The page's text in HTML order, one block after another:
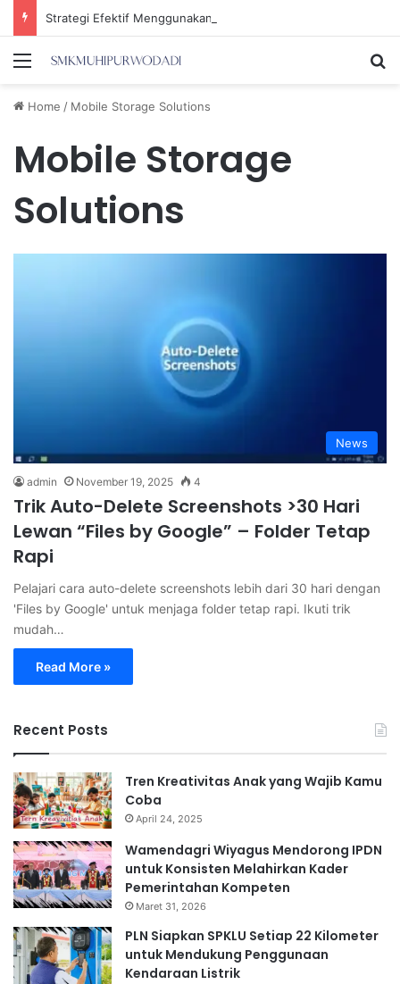
Menu
Home / Mobile Storage Solutions
Mobile Storage
Solutions
News
admin November 19, 2025 4
Trik Auto-Delete Screenshots >30 Hari
Lewan “Files by Google” – Folder Tetap
Rapi
Pelajari cara auto-delete screenshots lebih dari 30 hari dengan
'Files by Google' untuk menjaga folder tetap rapi. Ikuti trik
mudah…
Read More »
Recent Posts
Tren Kreativitas Anak yang Wajib Kamu
Coba
April 24, 2025
Wamendagri Wiyagus Mendorong IPDN
untuk Konsisten Melahirkan Kader
Pemerintahan Kompeten
Maret 31, 2026
PLN Siapkan SPKLU Setiap 22 Kilometer
untuk Mendukung Penggunaan
Kendaraan Listrik